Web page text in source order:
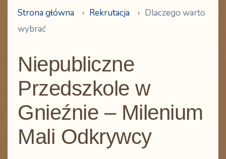
Strona główna › Rekrutacja › Dlaczego warto
wybrać
Niepubliczne
Przedszkole w
Gnieźnie – Milenium
Mali Odkrywcy